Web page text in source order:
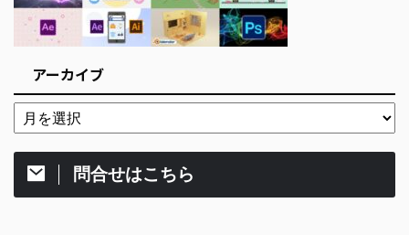
アーカイブ
問合せはこちら